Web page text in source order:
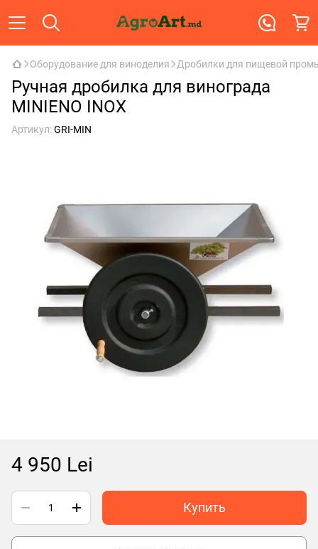
Оборудование для виноделия Дробилки для пищевой
Ручная дробилка для винограда
MINIENO INOX
Артикул:GRI-MIN
4 950 Lei
Купить